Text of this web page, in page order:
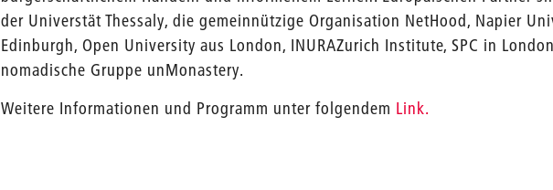
der Universtät Thessaly, die gemeinnützige Organisation NetHood, Napier
Edinburgh, Open University aus London, INURAZurich Institute, SPC in
nomadische Gruppe unMonastery.
Weitere Informationen und Programm unter folgendem Link.